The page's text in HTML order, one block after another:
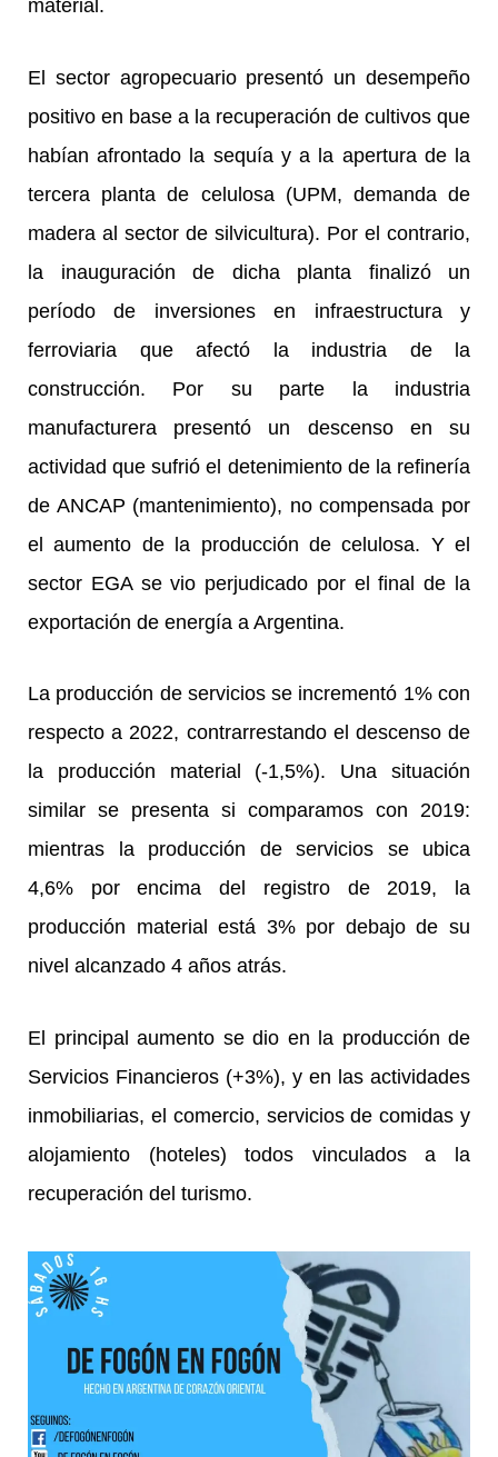
material.
El sector agropecuario presentó un desempeño
positivo en base a la recuperación de cultivos que
habían afrontado la sequía y a la apertura de la
tercera planta de celulosa (UPM, demanda de
madera al sector de silvicultura). Por el contrario,
la inauguración de dicha planta finalizó un
período de inversiones en infraestructura y
ferroviaria que afectó la industria de la
construcción. Por su parte la industria
manufacturera presentó un descenso en su
actividad que sufrió el detenimiento de la refinería
de ANCAP (mantenimiento), no compensada por
el aumento de la producción de celulosa. Y el
sector EGA se vio perjudicado por el final de la
exportación de energía a Argentina.
La producción de servicios se incrementó 1% con
respecto a 2022, contrarrestando el descenso de
la producción material (-1,5%). Una situación
similar se presenta si comparamos con 2019:
mientras la producción de servicios se ubica
4,6% por encima del registro de 2019, la
producción material está 3% por debajo de su
nivel alcanzado 4 años atrás.
El principal aumento se dio en la producción de
Servicios Financieros (+3%), y en las actividades
inmobiliarias, el comercio, servicios de comidas y
alojamiento (hoteles) todos vinculados a la
recuperación del turismo.